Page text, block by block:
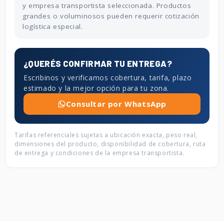
y empresa transportista seleccionada. Productos
grandes o voluminosos pueden requerir cotización
logística especial.
¿QUERÉS CONFIRMAR TU ENTREGA?
Escribinos y verificamos cobertura, tarifa, plazo
estimado y la mejor opción para tu zona.
Consultar por WhatsApp
Tarifas referenciales sujetas a ubicación exacta, peso real,
dimensiones del producto, disponibilidad de cobertura, ruta
de entrega y condiciones de la empresa transportista.